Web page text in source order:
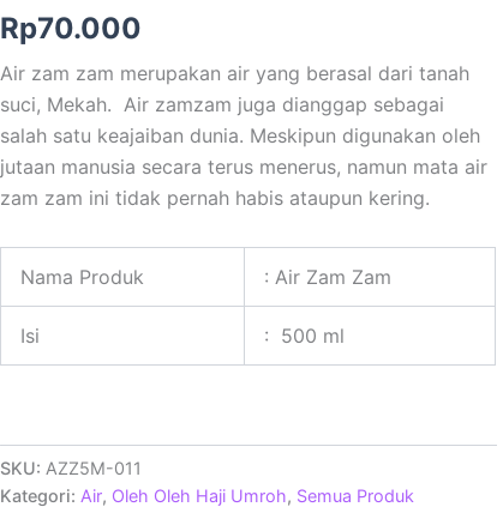
Rp70.000
Air zam zam merupakan air yang berasal dari tanah
suci, Mekah. Air zamzam juga dianggap sebagai
salah satu keajaiban dunia. Meskipun digunakan oleh
jutaan manusia secara terus menerus, namun mata air
zam zam ini tidak pernah habis ataupun kering.
Nama Produk : Air Zam Zam
Isi : 500 ml
SKU: AZZ5M-011
Kategori: Air, Oleh Oleh Haji Umroh, Semua Produk